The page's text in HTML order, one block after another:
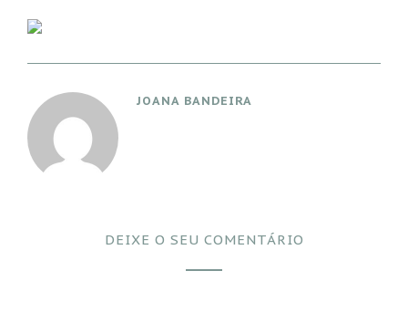
JOANA BANDEIRA
DEIXE O SEU COMENTÁRIO